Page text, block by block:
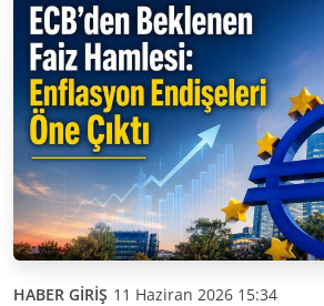
HABER GİRİŞ 11 Haziran 2026 15:34